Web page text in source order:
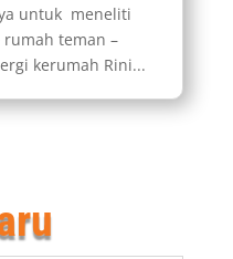
untuk meneliti
rumah teman –
kerumah Rini...